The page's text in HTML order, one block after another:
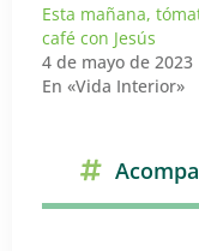
Esta mañana,
café con Jesús
4 de mayo de 2023
En «Vida Interior»